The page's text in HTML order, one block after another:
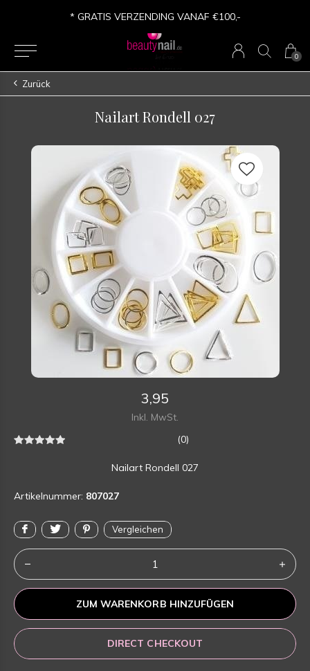
0
* GRATIS VERZENDING VANAF €100,-
Zurück
Nailart Rondell 027
3,95
Inkl. MwSt.
(0)
Nailart Rondell 027
Artikelnummer: 807027
Vergleichen
ZUM WARENKORB HINZUFÜGEN
DIRECT CHECKOUT